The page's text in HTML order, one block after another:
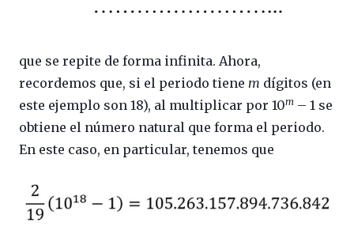
que se repite de forma infinita. Ahora,
recordemos que, si el periodo tiene m dígitos (en
este ejemplo son 18), al multiplicar por 10m – 1 se
obtiene el número natural que forma el periodo.
En este caso, en particular, tenemos que